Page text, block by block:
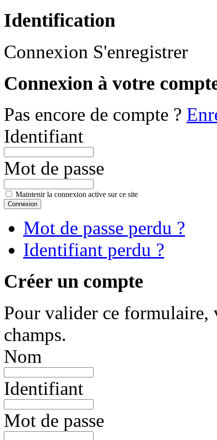
Identification
Connexion S'enregistrer
Connexion à votre
Pas encore de compte ?
Identifiant
Mot de passe
Maintenir la connexion active sur ce site
Mot de passe perdu ?
Identifiant perdu ?
Créer un compte
Pour valider ce formulaire,
champs.
Nom
Identifiant
Mot de passe